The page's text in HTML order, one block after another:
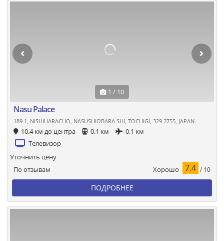
1 / 10
Nasu Palace
189 1, NISHIHARACHO, NASUSHIOBARA SHI, TOCHIGI, 329 2755, JAPAN.
10.4 км до центра 0.1 км
0.1 км
Телевизор
По отзывам Хорошо 7.4 / 10
Уточнить цену
ПОДРОБНЕЕ